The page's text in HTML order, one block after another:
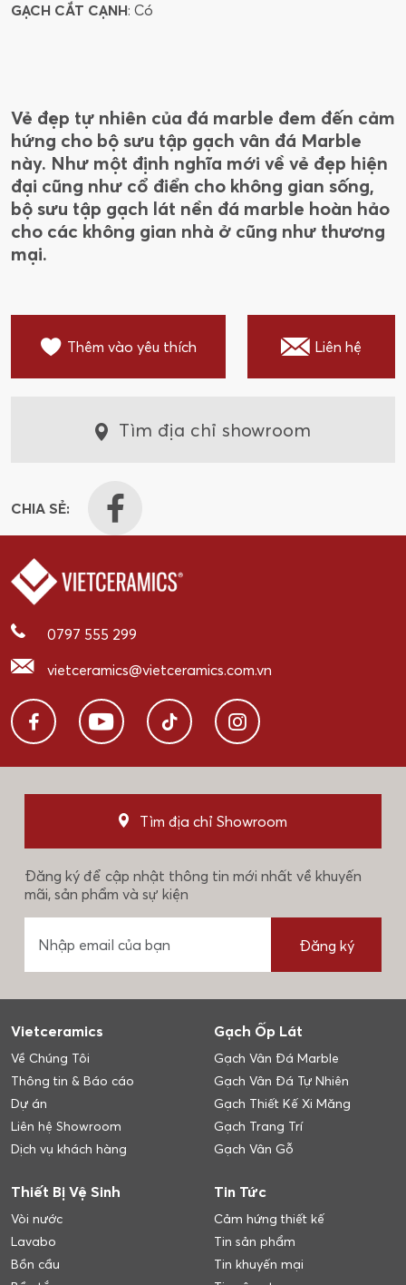
GẠCH CẮT CẠNH: Có
Vẻ đẹp tự nhiên của đá marble đem đến cảm
hứng cho bộ sưu tập gạch vân đá Marble
này. Như một định nghĩa mới về vẻ đẹp hiện
đại cũng như cổ điển cho không gian sống,
bộ sưu tập gạch lát nền đá marble hoàn hảo
cho các không gian nhà ở cũng như thương
mại.
Thêm vào yêu thích Liên hệ
Tìm địa chỉ showroom
CHIA SẺ:
0797 555 299
vietceramics@vietceramics.com.vn
Tìm địa chỉ Showroom
Đăng ký để cập nhật thông tin mới nhất về khuyến
mãi, sản phẩm và sự kiện
Đăng ký
Vietceramics
Về Chúng Tôi
Thông tin & Báo cáo
Dự án
Liên hệ Showroom
Dịch vụ khách hàng
Gạch Ốp Lát
Gạch Vân Đá Marble
Gạch Vân Đá Tự Nhiên
Gạch Thiết Kế Xi Măng
Gạch Trang Trí
Gạch Vân Gỗ
Thiết Bị Vệ Sinh
Vòi nước
Lavabo
Bồn cầu
Tin Tức
Cảm hứng thiết kế
Tin sản phẩm
Tin khuyến mại